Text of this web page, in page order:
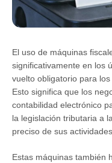
El uso de máquinas
significativamente en los
vuelto obligatorio para
Esto significa que los
contabilidad electrónico
la legislación tributaria a
preciso de sus
Estas máquinas también